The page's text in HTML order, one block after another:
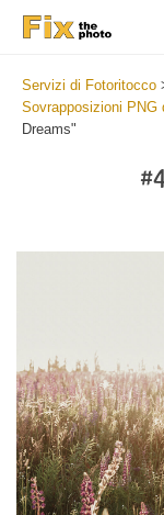
Servizi di Fotoritocco
Sovrapposizioni PNG
Dreams"